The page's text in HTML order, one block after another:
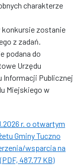
charakterze
konkursie zostanie
z zadań.
podana do
Urzędu
Informacji Publicznej
Miejskiego w
r. o otwartym
Gminy Tuczno
wsparcia na
487.77 KB)